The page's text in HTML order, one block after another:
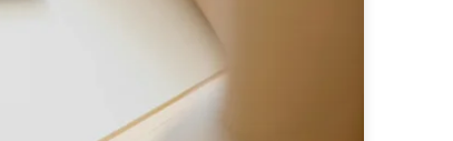
richtigen menschen mit speziell